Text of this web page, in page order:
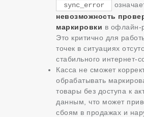
sync_error
невозможность
маркировки в офлайн-
Это критично для
точек в ситуациях
стабильного интернет-
Касса не сможет
обрабатывать
товары без доступа к
данным, что может
сбоям в продажах и